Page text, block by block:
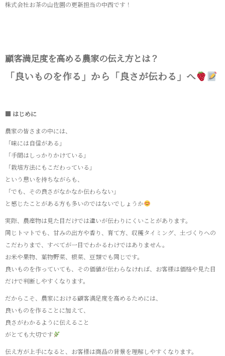
株式会社お茶の山佐園の更新担当の中西です！
顧客満足度を高める農家の伝え方とは？
「良いものを作る」から「良さが伝わる」へ
■ はじめに
農家の皆さまの中には、
「味には自信がある」
「手間はしっかりかけている」
「栽培方法にもこだわっている」
という思いを持ちながらも、
「でも、その良さがなかなか伝わらない」
と感じたことがある方も多いのではないでしょうか
実際、農産物は見た目だけでは違いが伝わりにくいことがあります。
同じトマトでも、甘みの出方や香り、育て方、収穫タイミング、土づくりへの
こだわりまで、すべてが一目でわかるわけではありません。
お米や果物、葉物野菜、根菜、豆類でも同じです。
良いものを作っていても、その価値が伝わらなければ、お客様は価格や見た目
だけで判断しやすくなります。
だからこそ、農家における顧客満足度を高めるためには、
良いものを作ることに加えて、
良さがわかるように伝えること
がとても大切です
伝え方が上手になると、お客様は商品の背景を理解しやすくなります。